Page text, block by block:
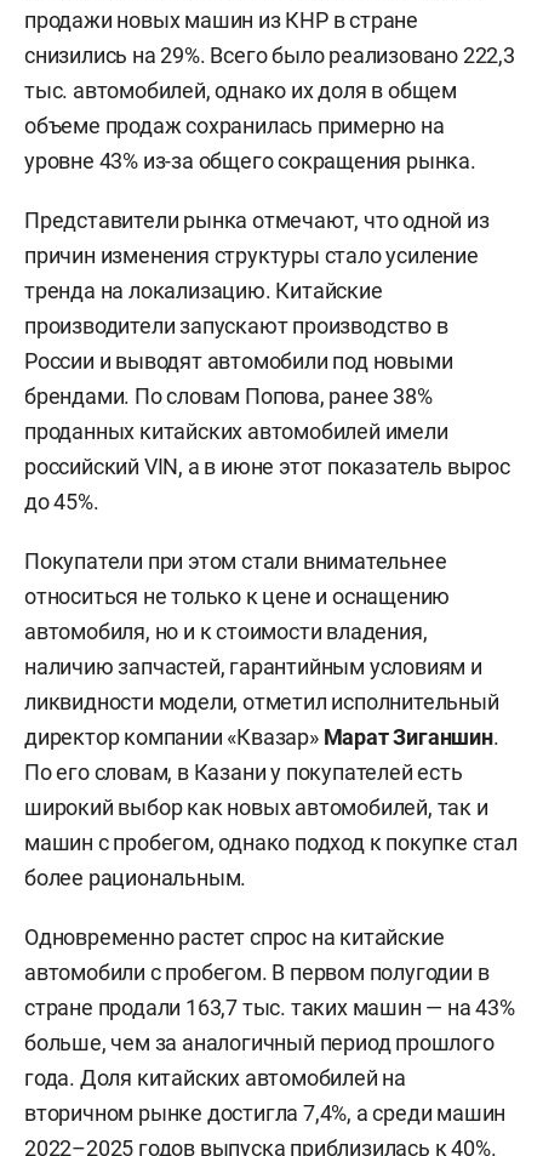
продажи новых машин из КНР в стране
снизились на 29%. Всего было реализовано 222,3
тыс. автомобилей, однако их доля в общем
объеме продаж сохранилась примерно на
уровне 43% из-за общего сокращения рынка.
Представители рынка отмечают, что одной из
причин изменения структуры стало усиление
тренда на локализацию. Китайские
производители запускают производство в
России и выводят автомобили под новыми
брендами. По словам Попова, ранее 38%
проданных китайских автомобилей имели
российский VIN, а в июне этот показатель вырос
до 45%.
Покупатели при этом стали внимательнее
относиться не только к цене и оснащению
автомобиля, но и к стоимости владения,
наличию запчастей, гарантийным условиям и
ликвидности модели, отметил исполнительный
директор компании «Квазар» Марат Зиганшин.
По его словам, в Казани у покупателей есть
широкий выбор как новых автомобилей, так и
машин с пробегом, однако подход к покупке стал
более рациональным.
Одновременно растет спрос на китайские
автомобили с пробегом. В первом полугодии в
стране продали 163,7 тыс. таких машин — на 43%
больше, чем за аналогичный период прошлого
года. Доля китайских автомобилей на
вторичном рынке достигла 7,4%, а среди машин
2022–2025 годов выпуска приблизилась к 40%.